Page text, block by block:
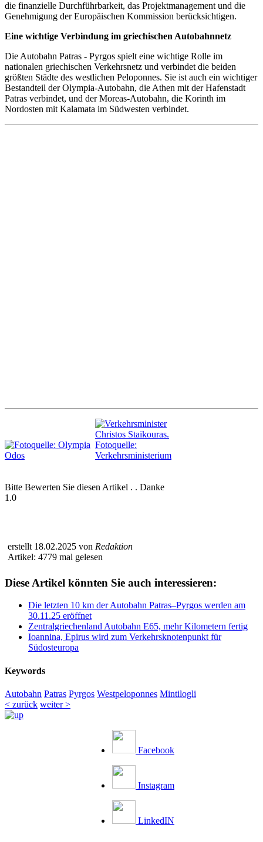
die finanzielle Durchführbarkeit, das Projektmanagement und die
Genehmigung der Europäischen Kommission berücksichtigen.
Eine wichtige Verbindung im griechischen Autobahnnetz
Die Autobahn Patras - Pyrgos spielt eine wichtige Rolle im
nationalen griechischen Verkehrsnetz und verbindet die beiden
größten Städte des westlichen Peloponnes. Sie ist auch ein wichtiger
Bestandteil der Olympia-Autobahn, die Athen mit der Hafenstadt
Patras verbindet, und der Moreas-Autobahn, die Korinth im
Nordosten mit Kalamata im Südwesten verbindet.
Bitte Bewerten Sie diesen Artikel . . Danke
1.0
erstellt 18.02.2025 von Redaktion
Artikel: 4779 mal gelesen
Diese Artikel könnten Sie auch interessieren:
Die letzten 10 km der Autobahn Patras–Pyrgos werden am
30.11.25 eröffnet
Zentralgriechenland Autobahn E65, mehr Kilometern fertig
Ioannina, Epirus wird zum Verkehrsknotenpunkt für
Südosteuropa
Keywords
Autobahn Patras Pyrgos Westpeloponnes Mintilogli
< zurück weiter >
Facebook
Instagram
LinkedIN